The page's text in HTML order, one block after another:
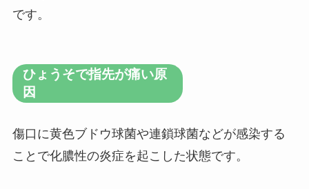
です。
ひょうそで指先が痛い原
因
傷口に黄色ブドウ球菌や連鎖球菌などが感染する
ことで化膿性の炎症を起こした状態です。